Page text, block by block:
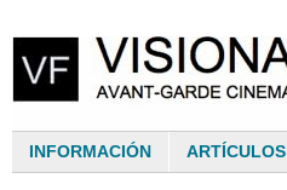
INFORMACIÓN ARTÍCULOS